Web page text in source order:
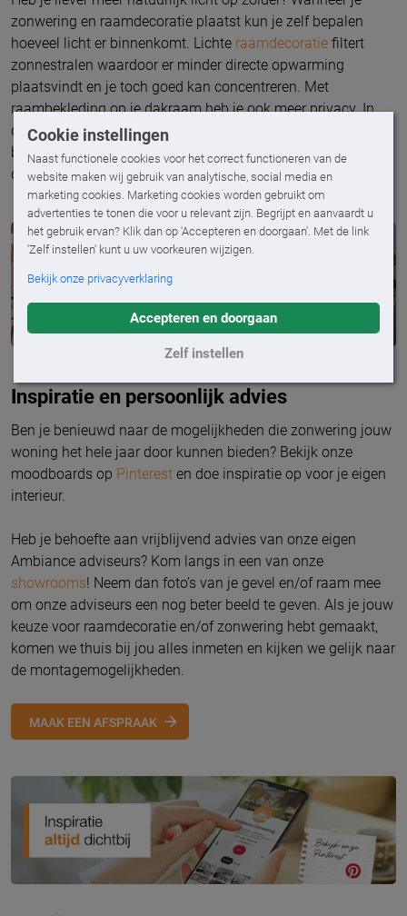
Cookie instellingen
Naast functionele cookies voor het correct functioneren van de
website maken wij gebruik van analytische, social media en
marketing cookies. Marketing cookies worden gebruikt om
advertenties te tonen die voor u relevant zijn. Begrijpt en aanvaardt u
het gebruik ervan? Klik dan op 'Accepteren en doorgaan'. Met de link
'Zelf instellen' kunt u uw voorkeuren wijzigen.
Bekijk onze privacyverklaring
Accepteren en doorgaan
Zelf instellen
zonwering en raamdecoratie plaatst kun je zelf bepalen
hoeveel licht er binnenkomt. Lichte raamdecoratie filtert
zonnestralen waardoor er minder directe opwarming
plaatsvindt en je toch goed kan concentreren. Met
raambekleding op je dakraam heb je ook meer privacy. In
onze ruime doekcollectie springt er altijd wel eentje uit die
bij jouw stijl past, of dit nu minimalistisch is of geïnspireerd
door kleurrijke dessins uit verre landen.
Inspiratie en persoonlijk advies
Ben je benieuwd naar de mogelijkheden die zonwering jouw
woning het hele jaar door kunnen bieden? Bekijk onze
moodboards op Pinterest en doe inspiratie op voor je eigen
interieur.
Heb je behoefte aan vrijblijvend advies van onze eigen
Ambiance adviseurs? Kom langs in een van onze
showrooms! Neem dan foto’s van je gevel en/of raam mee
om onze adviseurs een nog beter beeld te geven. Als je jouw
keuze voor raamdecoratie en/of zonwering hebt gemaakt,
komen we thuis bij jou alles inmeten en kijken we gelijk naar
de montagemogelijkheden.
MAAK EEN AFSPRAAK